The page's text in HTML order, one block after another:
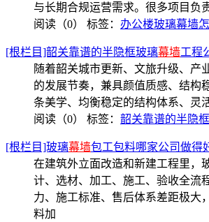
与长期合规运营需求。很多项目负
阅读（0） 标签： 办公楼玻璃幕墙
[根栏目]韶关靠谱的半隐框玻璃幕墙工程
随着韶关城市更新、文旅升级、产
的发展节奏，兼具颜值质感、结构
条美学、均衡稳定的结构体系、灵
阅读（0） 标签： 韶关靠谱的半隐
[根栏目]玻璃幕墙包工包料哪家公司做得
在建筑外立面改造和新建工程里，
计、选材、加工、施工、验收全流
力、施工标准、售后体系差距极大
料加